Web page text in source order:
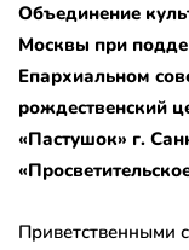
Объединение
Москвы при
Епархиальном
рождественский
«Пастушок» г.
Приветственными